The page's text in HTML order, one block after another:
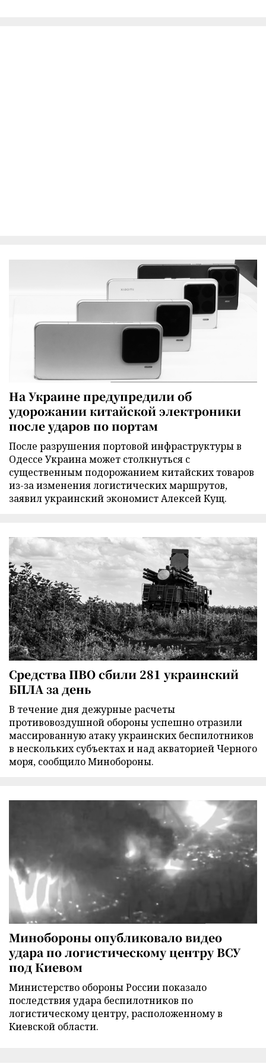
На Украине предупредили об
удорожании китайской электроники
после ударов по портам
После разрушения портовой инфраструктуры в
Одессе Украина может столкнуться с
существенным подорожанием китайских товаров
из-за изменения логистических маршрутов,
заявил украинский экономист Алексей Кущ.
Средства ПВО сбили 281 украинский
БПЛА за день
В течение дня дежурные расчеты
противовоздушной обороны успешно отразили
массированную атаку украинских беспилотников
в нескольких субъектах и над акваторией Черного
моря, сообщило Минобороны.
Минобороны опубликовало видео
удара по логистическому центру ВСУ
под Киевом
Министерство обороны России показало
последствия удара беспилотников по
логистическому центру, расположенному в
Киевской области.